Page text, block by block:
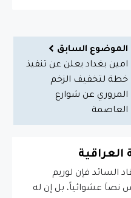
الموضوع السابق
امين بغداد يعلن عن تنفيذ
خطة لتخفيف الزخم
المروري عن شوارع
العاصمة
العراقية
السائد فإن لوريم
نصاَ عشوائياً، بل إن له